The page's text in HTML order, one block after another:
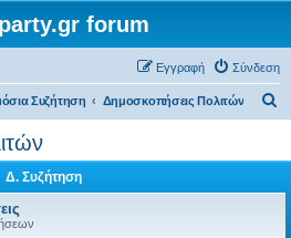
forum
Σύνδεση
Εγγραφή
Συζήτηση Δημοσκοπήσεις Πολιτών
Δ. Συζήτηση